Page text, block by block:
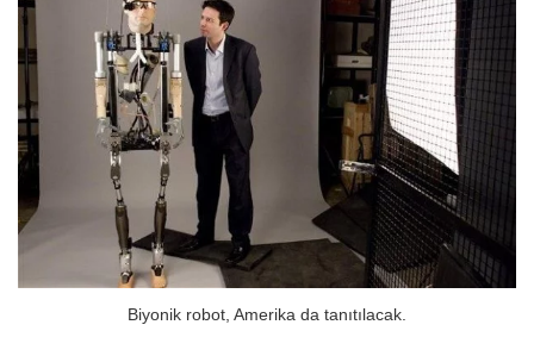
Biyonik robot, Amerika da tanıtılacak.